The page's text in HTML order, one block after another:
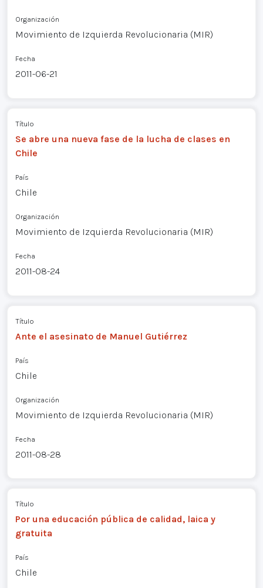
Organización
Movimiento de Izquierda Revolucionaria (MIR)
Fecha
2011-06-21
Título
Se abre una nueva fase de la lucha de clases en
Chile
País
Chile
Organización
Movimiento de Izquierda Revolucionaria (MIR)
Fecha
2011-08-24
Título
Ante el asesinato de Manuel Gutiérrez
País
Chile
Organización
Movimiento de Izquierda Revolucionaria (MIR)
Fecha
2011-08-28
Título
Por una educación pública de calidad, laica y
gratuita
País
Chile